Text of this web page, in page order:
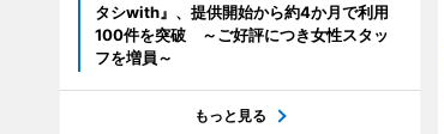
タシwith』、提供開始から約4か月で利用
100件を突破 ～ご好評につき女性スタッ
フを増員～
もっと見る